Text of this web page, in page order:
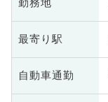
勤務地
最寄り駅
自動車通勤